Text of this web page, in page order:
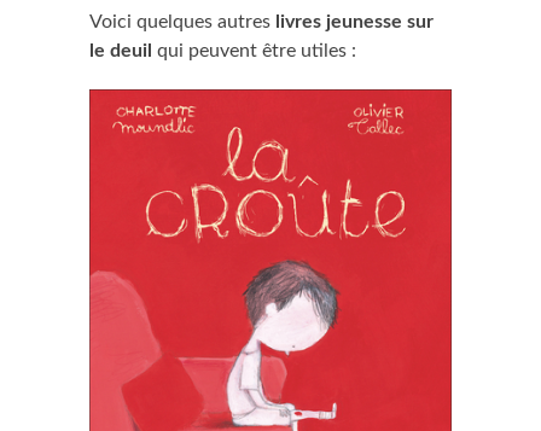
Voici quelques autres livres jeunesse sur
le deuil qui peuvent être utiles :